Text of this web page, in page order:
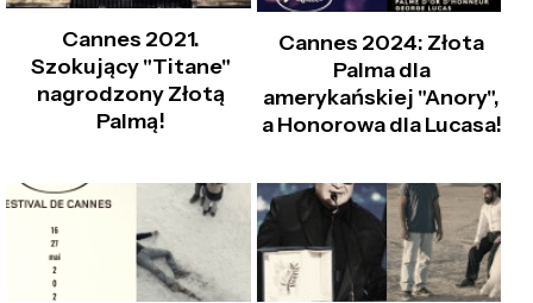
Cannes 2021.
Szokujący "Titane"
nagrodzony Złotą
Palmą!
Cannes 2024: Złota
Palma dla
amerykańskiej "Anory",
a Honorowa dla Lucasa!